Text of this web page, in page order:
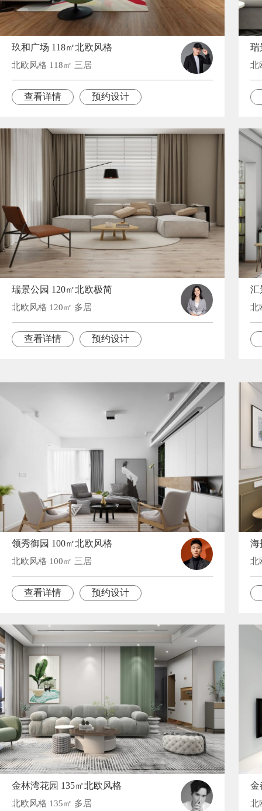
玖和广场 118㎡北欧风格
北欧风格 118㎡ 三居
查看详情 预约设计
瑞
北
瑞景公园 120㎡北欧极简
北欧风格 120㎡ 多居
查看详情 预约设计
汇
北
领秀御园 100㎡北欧风格
北欧风格 100㎡ 三居
查看详情 预约设计
海
北
金林湾花园 135㎡北欧风格
北欧风格 135㎡ 多居
金
北